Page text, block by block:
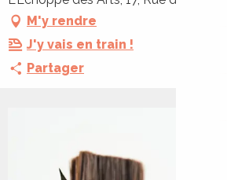
M'y rendre
J'y vais en train !
Partager